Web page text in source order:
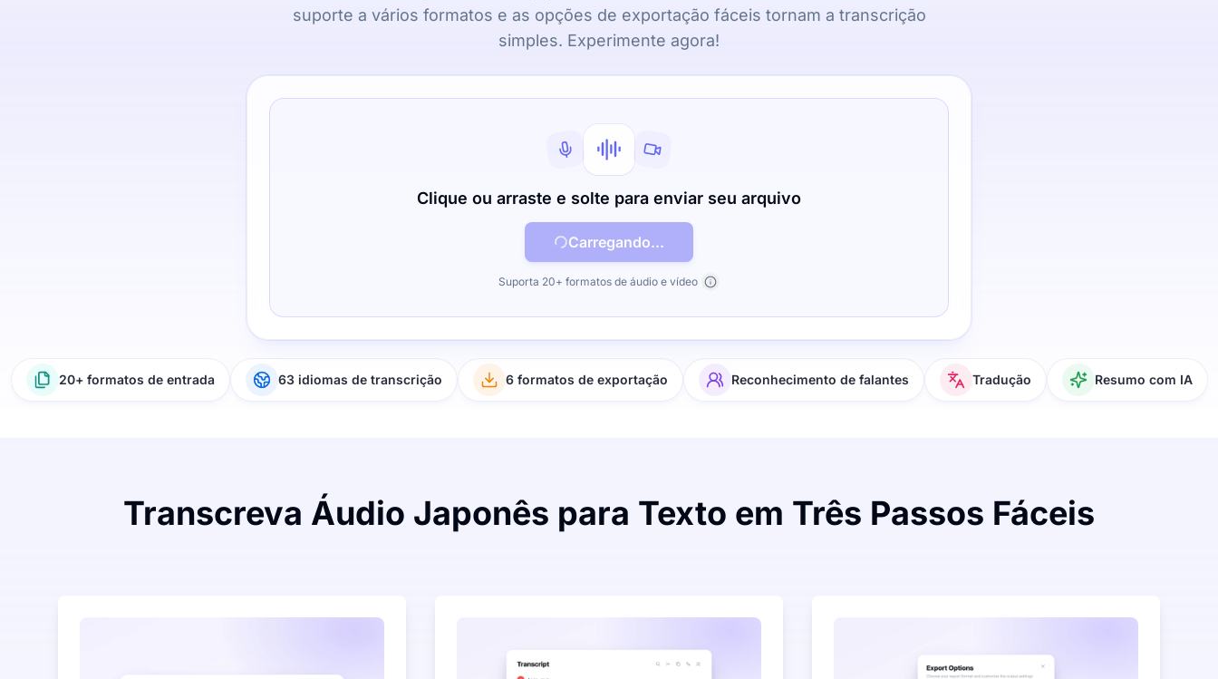
suporte a vários formatos e as opções de exportação fáceis tornam a transcrição
simples. Experimente agora!
Clique ou arraste e solte para enviar seu arquivo
Carregando...
Suporta 20+ formatos de áudio e vídeo
20+ formatos de entrada 63 idiomas de transcrição 6 formatos de exportação Reconhecimento de falantes Tradução Resumo com IA
Transcreva Áudio Japonês para Texto em Três Passos Fáceis